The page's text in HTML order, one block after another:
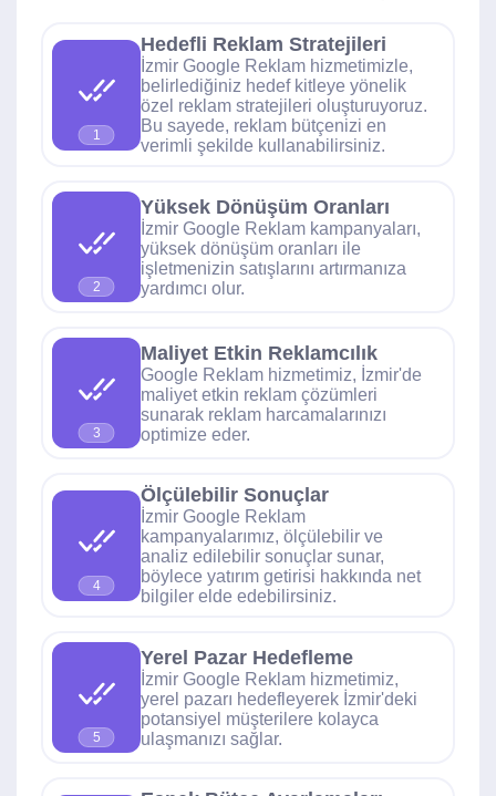
1
Hedefli Reklam Stratejileri
İzmir Google Reklam hizmetimizle,
belirlediğiniz hedef kitleye yönelik
özel reklam stratejileri oluşturuyoruz.
Bu sayede, reklam bütçenizi en
verimli şekilde kullanabilirsiniz.
2
Yüksek Dönüşüm Oranları
İzmir Google Reklam kampanyaları,
yüksek dönüşüm oranları ile
işletmenizin satışlarını artırmanıza
yardımcı olur.
3
Maliyet Etkin Reklamcılık
Google Reklam hizmetimiz, İzmir'de
maliyet etkin reklam çözümleri
sunarak reklam harcamalarınızı
optimize eder.
4
Ölçülebilir Sonuçlar
İzmir Google Reklam
kampanyalarımız, ölçülebilir ve
analiz edilebilir sonuçlar sunar,
böylece yatırım getirisi hakkında net
bilgiler elde edebilirsiniz.
5
Yerel Pazar Hedefleme
İzmir Google Reklam hizmetimiz,
yerel pazarı hedefleyerek İzmir'deki
potansiyel müşterilere kolayca
ulaşmanızı sağlar.